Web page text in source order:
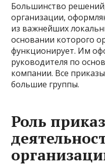
Большинство
организации,
из важнейших
основании которого
функционирует. Им
руководителя по
компании. Все
большие группы.
Роль